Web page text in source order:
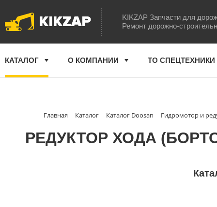
KIKZAP
KIKZAP Запчасти для
Ремонт дорожно-
КАТАЛОГ О КОМПАНИИ ТО СПЕЦТЕХНИКИ
Главная Каталог Каталог Doosan Гидромотор и
РЕДУКТОР ХОДА